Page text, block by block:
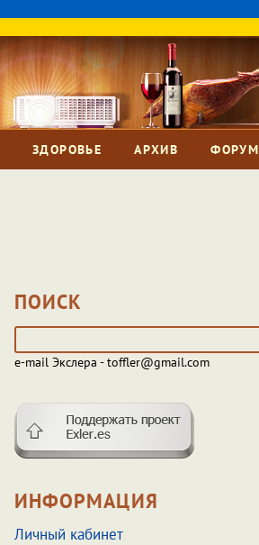
ЗДОРОВЬЕ АРХИВ ФОРУМ
ПОИСК
e-mail Экслера - toffler@gmail.com
ИНФОРМАЦИЯ
Личный кабинет